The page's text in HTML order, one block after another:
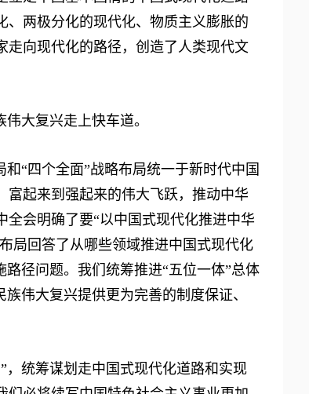
两极分化的现代化、物质主义膨胀的
走向现代化的路径，创造了人类现代文
大复兴走上快车道。
“四个全面”战略布局统一于新时代中国
起来到强起来的伟大飞跃，推动中华
会明确了要“以中国式现代化推进中华
局回答了从哪些领域推进中国式现代化
径问题。我们统筹推进“五位一体”总体
伟大复兴提供更为完善的制度保证、
统筹谋划走中国式现代化道路和实现